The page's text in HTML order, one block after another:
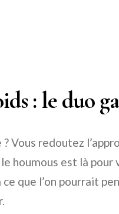
: le duo
Vous redoutez
houmous est là pour
que l’on pourrait